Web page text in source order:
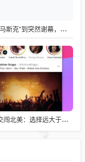
从“感谢马斯克”到突然谢幕，千问核心负责人林俊旸自宣卸任
中国社交闯北美：选择远大于努力